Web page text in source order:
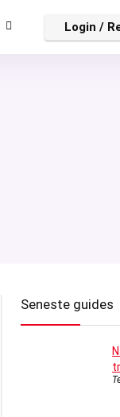
Login /
Seneste guides